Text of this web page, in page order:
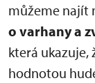
můžeme najít
o varhany a
která ukazuje,
hodnotou